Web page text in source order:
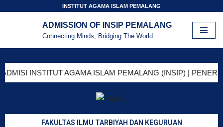
konten
INSTITUT AGAMA ISLAM PEMALANG
ADMISSION OF INSIP PEMALANG
Connecting Minds, Bridging The World
INSTITUT AGAMA ISLAM PEMALANG (INSIP) |
FAKULTAS ILMU TARBIYAH DAN KEGURUAN